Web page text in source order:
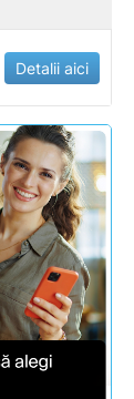
Detalii aici